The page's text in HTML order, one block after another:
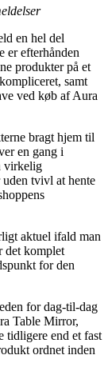
en hel del
er efterhånden
produkter på et
samt
ved køb af Aura
bragt hjem til
en gang i
virkelig
tvivl at hente
aktuel ifald man
det komplet
for den
for dag-til-dag
Table Mirror,
tidligere end et fast
ordnet inden